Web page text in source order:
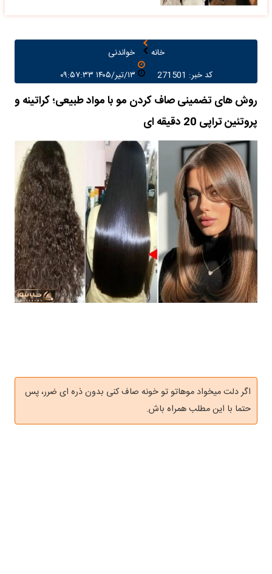
خانه
خواندنی
کد خبر: 271501
روش های تضمینی صاف کردن مو با مواد طبیعی؛ کراتینه و
پروتئین تراپی 20 دقیقه ای
اگر دلت میخواد موهاتو تو خونه صاف کنی بدون ذره ای ضرر، پس
حتما با این مطلب همراه باش.